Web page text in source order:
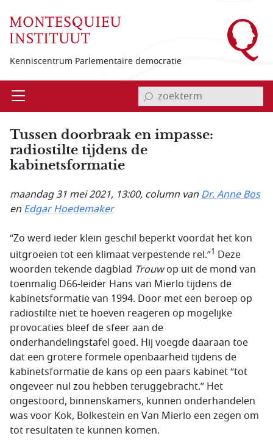
Kenniscentrum Parlementaire democratie
Open invoerveld zoekterm
Tussen doorbraak en impasse:
radiostilte tijdens de
kabinetsformatie
maandag 31 mei 2021, 13:00, column vanDr. Anne Bos
enEdgar Hoedemaker
“Zo werd ieder klein geschil beperkt voordat het kon
uitgroeien tot een klimaat verpestende rel.”1 Deze
woorden tekende dagblad Trouwop uit de mond van
toenmalig D66-leider Hans van Mierlo tijdens de
kabinetsformatie van 1994. Door met een beroep op
radiostilte niet te hoeven reageren op mogelijke
provocaties bleef de sfeer aan de
onderhandelingstafel goed. Hij voegde daaraan toe
dat een grotere formele openbaarheid tijdens de
kabinetsformatie de kans op een paars kabinet “tot
ongeveer nul zou hebben teruggebracht.” Het
ongestoord, binnenskamers, kunnen onderhandelen
was voor Kok, Bolkestein en Van Mierlo een zegen om
tot resultaten te kunnen komen.